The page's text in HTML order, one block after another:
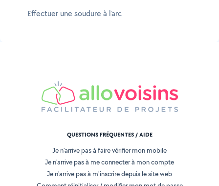
Effectuer une soudure à l'arc
QUESTIONS FRÉQUENTES / AIDE
Je n'arrive pas à faire vérifier mon mobile
Je n'arrive pas à me connecter à mon compte
Je n'arrive pas à m'inscrire depuis le site web